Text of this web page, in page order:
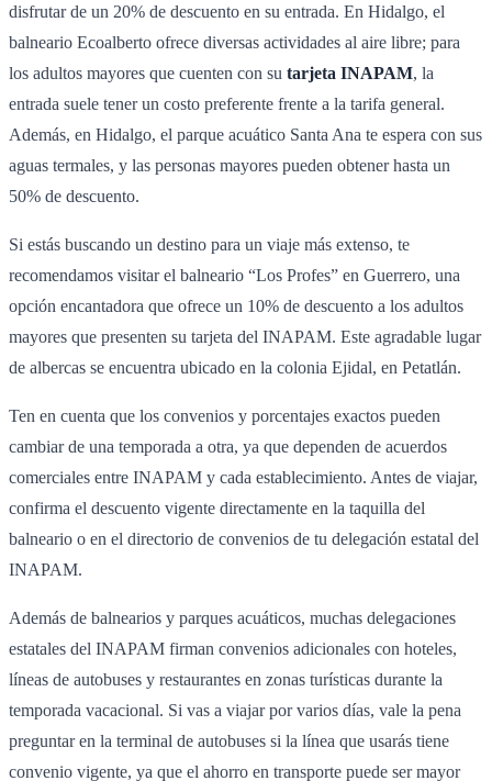
disfrutar de un 20% de descuento en su entrada. En Hidalgo, el
balneario Ecoalberto ofrece diversas actividades al aire libre; para
los adultos mayores que cuenten con su tarjeta INAPAM, la
entrada suele tener un costo preferente frente a la tarifa general.
Además, en Hidalgo, el parque acuático Santa Ana te espera con sus
aguas termales, y las personas mayores pueden obtener hasta un
50% de descuento.
Si estás buscando un destino para un viaje más extenso, te
recomendamos visitar el balneario “Los Profes” en Guerrero, una
opción encantadora que ofrece un 10% de descuento a los adultos
mayores que presenten su tarjeta del INAPAM. Este agradable lugar
de albercas se encuentra ubicado en la colonia Ejidal, en Petatlán.
Ten en cuenta que los convenios y porcentajes exactos pueden
cambiar de una temporada a otra, ya que dependen de acuerdos
comerciales entre INAPAM y cada establecimiento. Antes de viajar,
confirma el descuento vigente directamente en la taquilla del
balneario o en el directorio de convenios de tu delegación estatal del
INAPAM.
Además de balnearios y parques acuáticos, muchas delegaciones
estatales del INAPAM firman convenios adicionales con hoteles,
líneas de autobuses y restaurantes en zonas turísticas durante la
temporada vacacional. Si vas a viajar por varios días, vale la pena
preguntar en la terminal de autobuses si la línea que usarás tiene
convenio vigente, ya que el ahorro en transporte puede ser mayor